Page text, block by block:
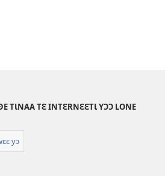
TƖNAA TƐ INTƐRNƐƐTƖ YƆƆ LONE
yɔ